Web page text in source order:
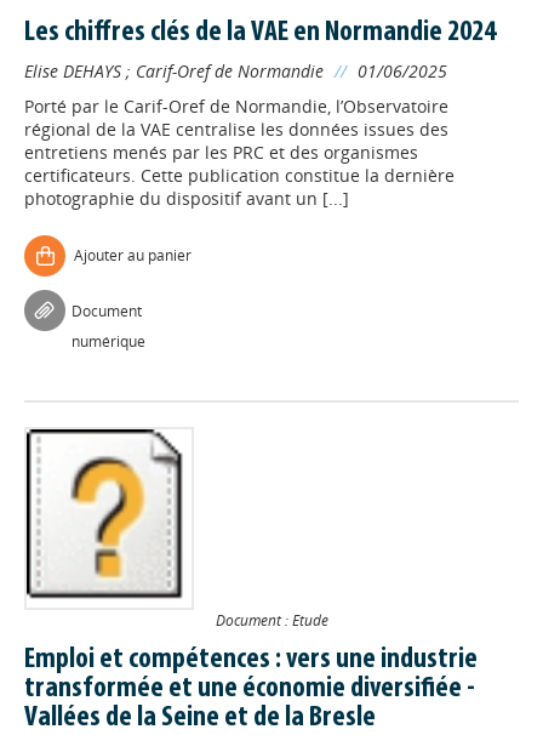
Les chiffres clés de la VAE en Normandie 2024
Elise DEHAYS ; Carif-Oref de Normandie // 01/06/2025
Porté par le Carif-Oref de Normandie, l’Observatoire
régional de la VAE centralise les données issues des
entretiens menés par les PRC et des organismes
certificateurs. Cette publication constitue la dernière
photographie du dispositif avant un [...]
Ajouter au panier
Document
numérique
Document : Etude
Emploi et compétences : vers une industrie
transformée et une économie diversifiée -
Vallées de la Seine et de la Bresle